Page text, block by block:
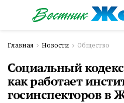
Главная Новости Общество
Социальный
как работает
госинспекторов в